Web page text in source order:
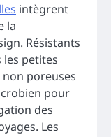
intègrent
la
Résistants
les petites
non poreuses
pour
des
Les